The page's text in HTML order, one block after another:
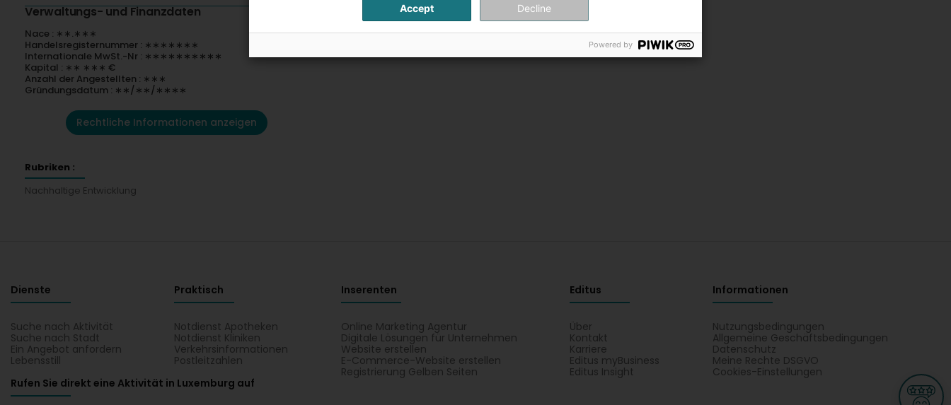
Verwaltungs- und Finanzdaten
Nace : ∗∗.∗∗∗
Handelsregisternummer : ∗∗∗∗∗∗∗
Internationale MwSt.-Nr : ∗∗∗∗∗∗∗∗∗∗
Kapital : ∗∗ ∗∗∗ €
Anzahl der Angestellten : ∗∗∗
Gründungsdatum : ∗∗/∗∗/∗∗∗∗
Rechtliche Informationen anzeigen
Rubriken :
Nachhaltige Entwicklung
Dienste
Suche nach Aktivität
Suche nach Stadt
Ein Angebot anfordern
Lebensstill
Praktisch
Notdienst Apotheken
Notdienst Kliniken
Verkehrsinformationen
Postleitzahlen
Inserenten
Online Marketing Agentur
Digitale Lösungen für Unternehmen
Website erstellen
E-Commerce-Website erstellen
Registrierung Gelben Seiten
Editus
Über
Kontakt
Karriere
Editus myBusiness
Editus Insight
Informationen
Nutzungsbedingungen
Allgemeine Geschäftsbedingungen
Datenschutz
Meine Rechte DSGVO
Cookies-Einstellungen
Rufen Sie direkt eine Aktivität in Luxemburg auf
Accept Decline
Powered by